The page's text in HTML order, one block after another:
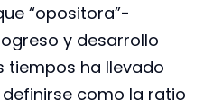
“opositora”-
y desarrollo
tiempos ha llevado
como la ratio